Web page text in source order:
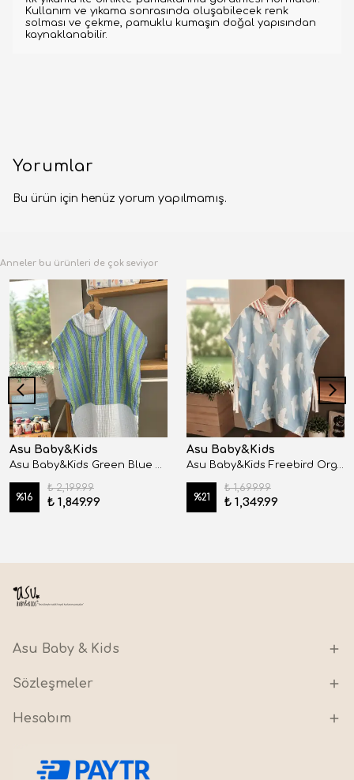
Kullanım ve yıkama sonrasında oluşabilecek renk
solması ve çekme, pamuklu kumaşın doğal yapısından
kaynaklanabilir.
Yorumlar
Bu ürün için henüz yorum yapılmamış.
Anneler bu ürünleri de çok seviyor
Asu Baby&Kids
Asu Baby&Kids Green Blue Retro Müslin Panço
%16
₺ 2,199.99
₺ 1,849.99
Asu Baby&Kids
Asu Baby&Kids Freebird Organik Pamuk Müslin Panço
%21
₺ 1,699.99
₺ 1,349.99
Asu Baby & Kids
Sözleşmeler
Hesabım